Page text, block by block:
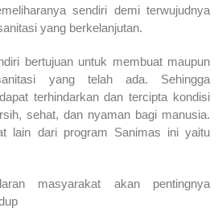
sendiri demi terwujudnya
yang berkelanjutan.
bertujuan untuk membuat maupun
yang telah ada. Sehingga
terhindarkan dan tercipta kondisi
sehat, dan nyaman bagi manusia.
lain dari program Sanimas ini yaitu
masyarakat akan pentingnya